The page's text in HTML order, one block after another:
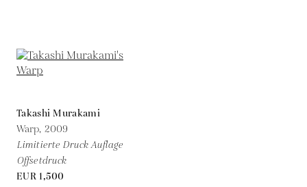
Takashi Murakami
Warp, 2009
Limitierte Druck Auflage
Offsetdruck
EUR 1,500